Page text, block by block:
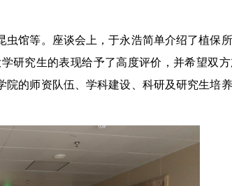
馆等。座谈会上，于永浩简单介绍了植保
研究生的表现给予了高度评价，并希望双
的师资队伍、学科建设、科研及研究生培